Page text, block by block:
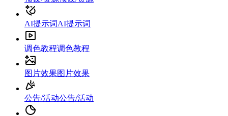
AI提示词AI提示词
调色教程调色教程
图片效果图片效果
公告/活动公告/活动